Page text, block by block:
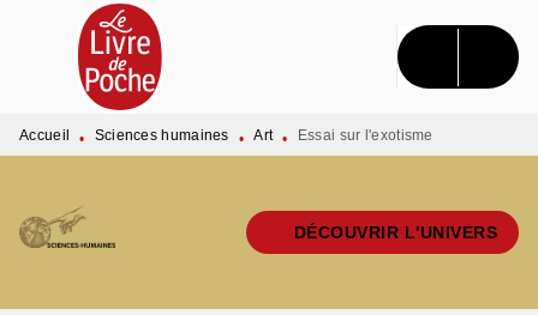
MENU RECHERCHE CONTENU
PIED DE PAGE
Accueil • Sciences humaines • Art • Essai sur l'exotisme
DÉCOUVRIR L'UNIVERS